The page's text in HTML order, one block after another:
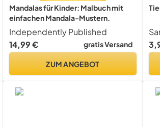
Mandalas für Kinder: Malbuch mit
einfachen Mandala-Mustern.
Independently Published
14,99 €
gratis Versand
ZUM ANGEBOT